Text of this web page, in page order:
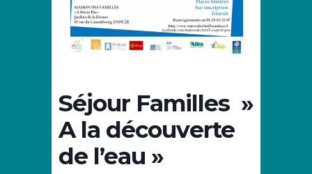
Séjour Familles »
A la découverte
de l’eau »